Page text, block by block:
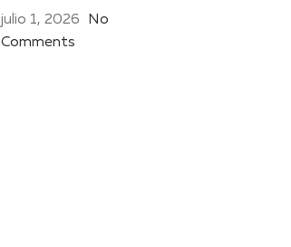
julio 1, 2026
No
Comments